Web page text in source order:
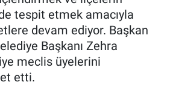
tespit etmek amacıyla
devam ediyor. Başkan
Başkanı Zehra
meclis üyelerini
etti.